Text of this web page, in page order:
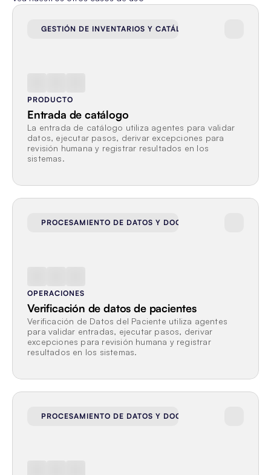
GESTIÓN DE INVENTARIOS Y CATÁLOGOS
PRODUCTO
Entrada de catálogo
La entrada de catálogo utiliza agentes para validar
datos, ejecutar pasos, derivar excepciones para
revisión humana y registrar resultados en los
sistemas.
PROCESAMIENTO DE DATOS Y DOCUMENTOS
OPERACIONES
Verificación de datos de pacientes
Verificación de Datos del Paciente utiliza agentes
para validar entradas, ejecutar pasos, derivar
excepciones para revisión humana y registrar
resultados en los sistemas.
PROCESAMIENTO DE DATOS Y DOCUMENTOS